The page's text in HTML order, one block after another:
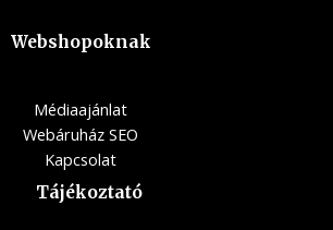
Webshopoknak
Médiaajánlat
Webáruház SEO
Kapcsolat
Tájékoztató